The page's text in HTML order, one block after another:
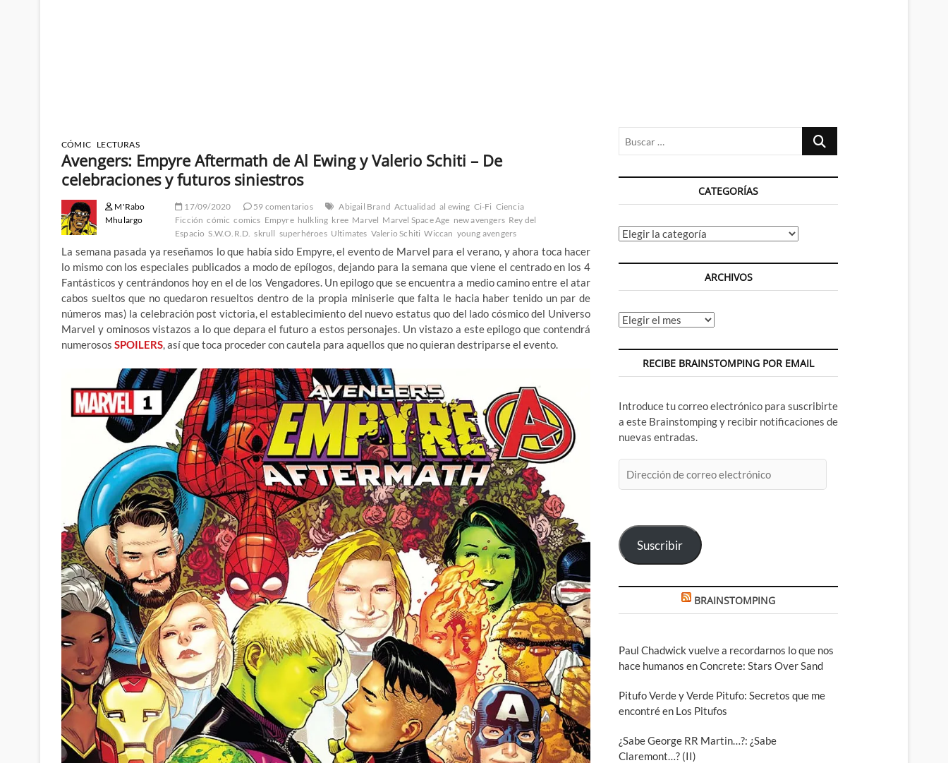
CÓMIC LECTURAS
Avengers: Empyre Aftermath de Al Ewing y Valerio Schiti – De
celebraciones y futuros siniestros
M'Rabo
Mhulargo
17/09/2020 59 comentarios Abigail Brand Actualidad al ewing Ci-Fi Ciencia
Ficción cómic comics Empyre hulkling kree Marvel Marvel Space Age new avengers Rey del
Espacio S.W.O.R.D. skrull superhéroes Ultimates Valerio Schiti Wiccan young avengers
La semana pasada ya reseñamos lo que había sido Empyre, el evento de Marvel para el verano, y ahora toca hacer
lo mismo con los especiales publicados a modo de epílogos, dejando para la semana que viene el centrado en los 4
Fantásticos y centrándonos hoy en el de los Vengadores. Un epilogo que se encuentra a medio camino entre el atar
cabos sueltos que no quedaron resueltos dentro de la propia miniserie que falta le hacia haber tenido un par de
números mas) la celebración post victoria, el establecimiento del nuevo estatus quo del lado cósmico del Universo
Marvel y ominosos vistazos a lo que depara el futuro a estos personajes. Un vistazo a este epilogo que contendrá
numerosos SPOILERS, así que toca proceder con cautela para aquellos que no quieran destriparse el evento.
Buscar
CATEGORÍAS
Categorías
ARCHIVOS
Archivos
RECIBE BRAINSTOMPING POR EMAIL
Introduce tu correo electrónico para suscribirte
a este Brainstomping y recibir notificaciones de
nuevas entradas.
de
Suscribir
BRAINSTOMPING
Paul Chadwick vuelve a recordarnos lo que nos
hace humanos en Concrete: Stars Over Sand
Pitufo Verde y Verde Pitufo: Secretos que me
encontré en Los Pitufos
¿Sabe George RR Martin…?: ¿Sabe
Claremont…? (II)